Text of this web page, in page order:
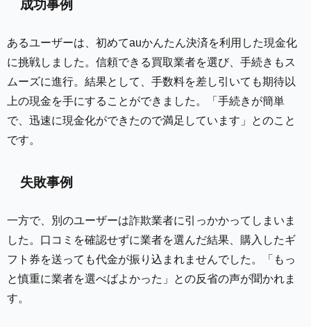
成功事例
あるユーザーは、初めてauかんたん決済を利用した現金化
に挑戦しました。信頼できる買取業者を選び、手続きもス
ムーズに進行。結果として、手数料を差し引いても期待以
上の現金を手にすることができました。「手続きが簡単
で、迅速に現金化ができたので満足しています」とのこと
です。
失敗事例
一方で、別のユーザーは詐欺業者に引っかかってしまいま
した。口コミを確認せずに業者を選んだ結果、購入したギ
フト券を送っても代金が振り込まれませんでした。「もっ
と慎重に業者を選べばよかった」との反省の声が聞かれま
す。